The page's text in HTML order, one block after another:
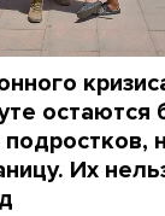
остаются
Их